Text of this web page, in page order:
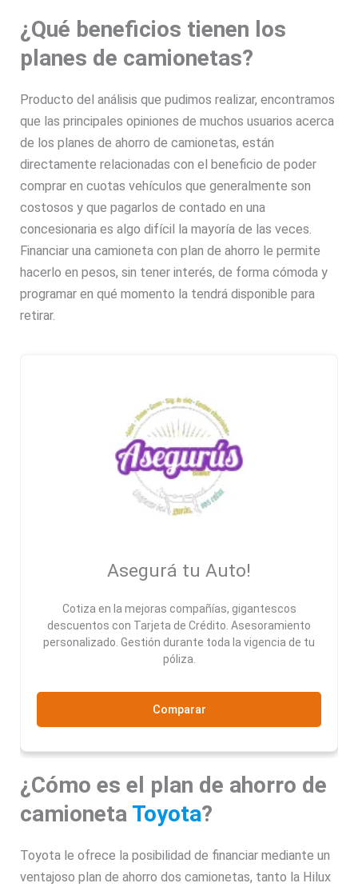
¿Qué beneficios tienen los
planes de camionetas?
Producto del análisis que pudimos realizar, encontramos
que las principales opiniones de muchos usuarios acerca
de los planes de ahorro de camionetas, están
directamente relacionadas con el beneficio de poder
comprar en cuotas vehículos que generalmente son
costosos y que pagarlos de contado en una
concesionaria es algo difícil la mayoría de las veces.
Financiar una camioneta con plan de ahorro le permite
hacerlo en pesos, sin tener interés, de forma cómoda y
programar en qué momento la tendrá disponible para
retirar.
Asegurá tu Auto!
Cotiza en la mejoras compañías, gigantescos
descuentos con Tarjeta de Crédito. Asesoramiento
personalizado. Gestión durante toda la vigencia de tu
póliza.
Comparar
¿Cómo es el plan de ahorro de
camioneta Toyota?
Toyota le ofrece la posibilidad de financiar mediante un
ventajoso plan de ahorro dos camionetas, tanto la Hilux